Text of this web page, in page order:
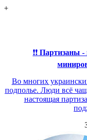
+
❗❗ Партизаны -
Во многих
подполье. Люди всё
настоящая